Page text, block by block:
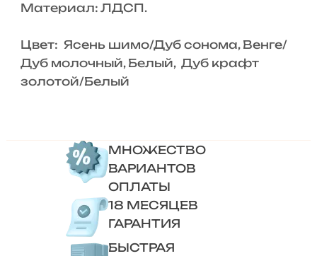
Материал: ЛДСП.
Цвет: Ясень шимо/Дуб сонома, Венге/
Дуб молочный, Белый, Дуб крафт
золотой/Белый
МНОЖЕСТВО
ВАРИАНТОВ
ОПЛАТЫ
18 МЕСЯЦЕВ
ГАРАНТИЯ
БЫСТРАЯ